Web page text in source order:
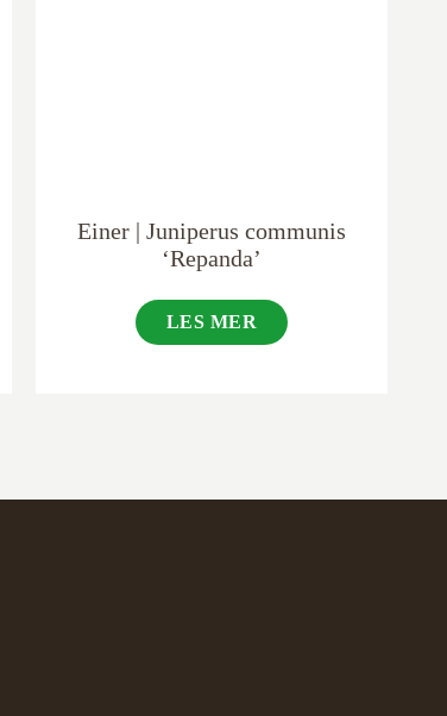
Einer | Juniperus communis
‘Repanda’
LES MER